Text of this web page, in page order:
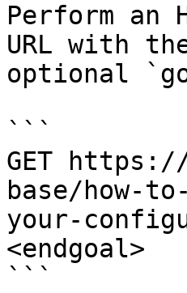
Perform an
URL with
optional
```
GET
base/how-
your-
<endgoal>
```